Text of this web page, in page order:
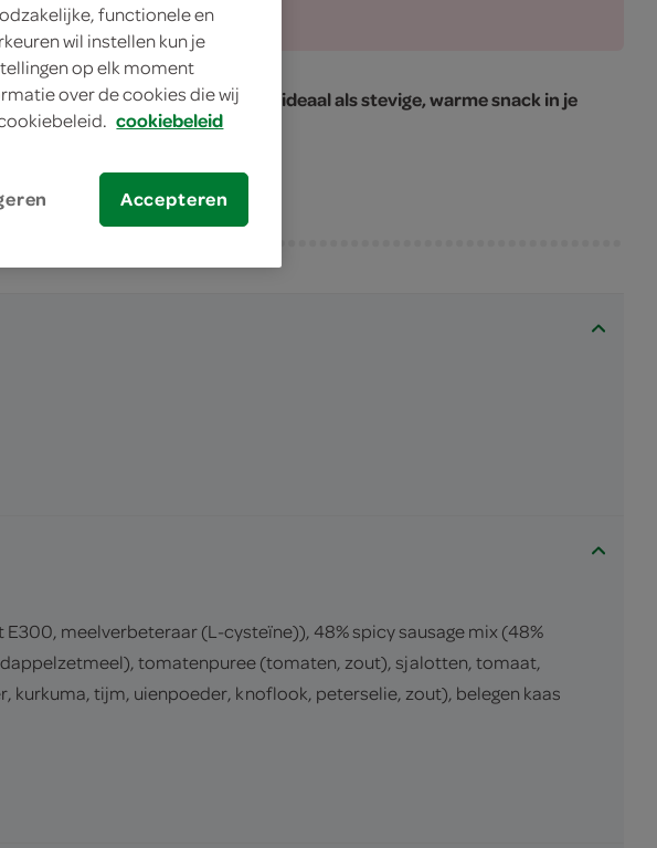
proef pittige worst bij elke hap, ideaal als stevige, warme snack in je
meelverbeteraar (L-cysteïne)), 48% spicy sausage mix (48%
tomatenpuree (tomaten, zout), sjalotten, tomaat,
tijm, uienpoeder, knoflook, peterselie, zout), belegen kaas
functionele en
wil instellen kun je
op elk moment
over de cookies die wij
cookiebeleid
Accepteren